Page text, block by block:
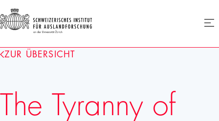
Homepage
ZUR ÜBERSICHT
The Tyranny of